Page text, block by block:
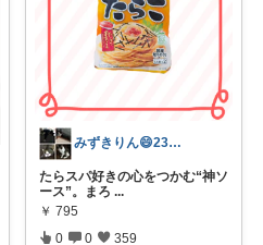
みずきりん😄23・24日お買い上げ感謝
たらスパ好きの心をつかむ“神ソ
ース”。まろ ...
￥ 795
0 0 359